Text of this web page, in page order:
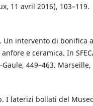
11 avril 2016), 103–119.
Un intervento di bonifica a
e ceramica. In
449–463. Marseille,
I laterizi bollati del